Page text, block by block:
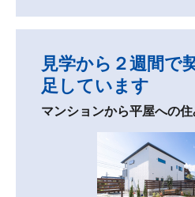
見学から２週間で
足しています
マンションから平屋への住